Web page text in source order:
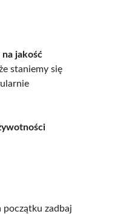
jakość
staniemy się
początku zadbaj